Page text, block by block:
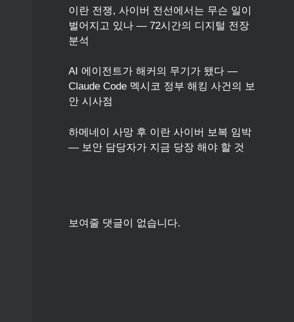
이란 전쟁, 사이버 전선에서는 무슨 일이
벌어지고 있나 — 72시간의 디지털 전장
분석
AI 에이전트가 해커의 무기가 됐다 —
Claude Code 멕시코 정부 해킹 사건의 보
안 시사점
하메네이 사망 후 이란 사이버 보복 임박
— 보안 담당자가 지금 당장 해야 할 것
보여줄 댓글이 없습니다.